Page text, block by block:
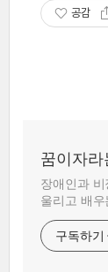
공감
꿈이자라
장애인과
울리고 배
구독하기